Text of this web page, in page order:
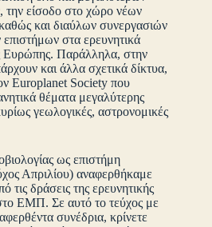
την είσοδο στο χώρο νέων
και διαύλων συνεργασιών
στα ερευνητικά
Ευρώπης. Παράλληλα, στην
και άλλα σχετικά δίκτυα,
Europlanet Society που
θέματα μεγαλύτερης
γεωλογικές, αστρονομικές
ως επιστήμη
Απριλίου) αναφερθήκαμε
τις δράσεις της ερευνητικής
ΕΜΠ. Σε αυτό το τεύχος με
συνέδρια, κρίνετε